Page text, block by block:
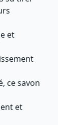
et
ce savon
et